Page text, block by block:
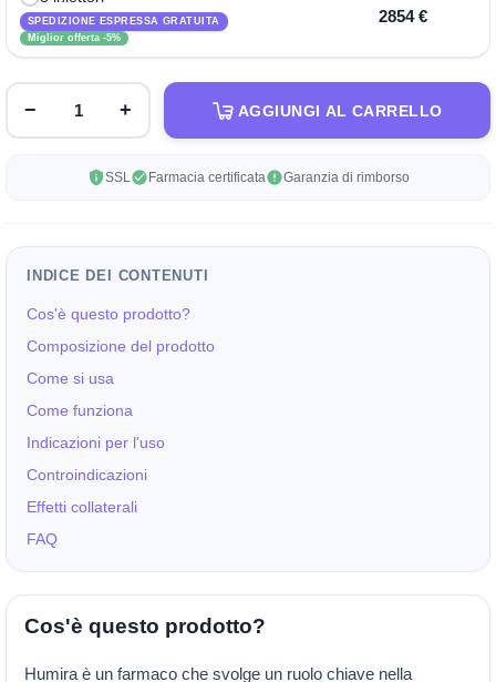
SPEDIZIONE ESPRESSA GRATUITA
Miglior offerta -5%
2854 €
− + AGGIUNGI AL CARRELLO
SSL Farmacia certificata Garanzia di rimborso
INDICE DEI CONTENUTI
Cos'è questo prodotto?
Composizione del prodotto
Come si usa
Come funziona
Indicazioni per l'uso
Controindicazioni
Effetti collaterali
FAQ
Cos'è questo prodotto?
Humira è un farmaco che svolge un ruolo chiave nella